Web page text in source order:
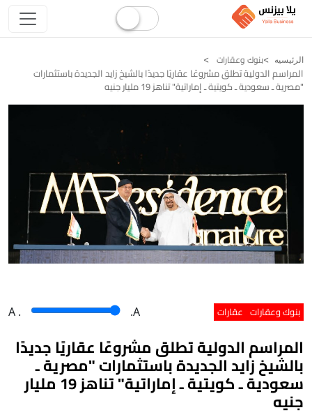
الرئيسيه بنوك وعقارات
المراسم الدولية تطلق مشروعًا عقاريًا جديدًا بالشيخ زايد الجديدة باستثمارات
"مصرية ـ سعودية ـ كويتية ـ إماراتية" تناهز 19 مليار جنيه
بنوك وعقارات عقارات A . .A
المراسم الدولية تطلق مشروعًا عقاريًا جديدًا
بالشيخ زايد الجديدة باستثمارات "مصرية ـ
سعودية ـ كويتية ـ إماراتية" تناهز 19 مليار
جنيه